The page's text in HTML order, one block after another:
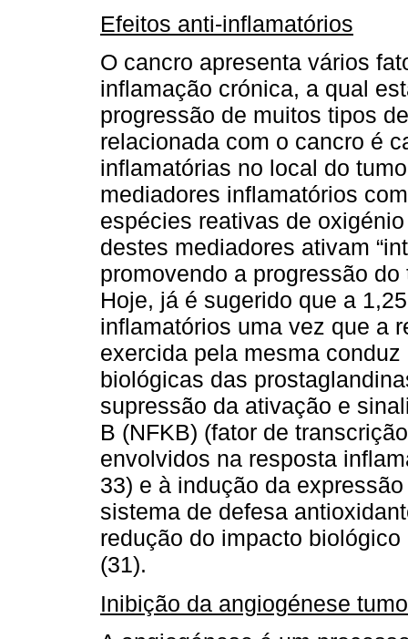
Efeitos anti-inflamatórios
O cancro apresenta vários
inflamação crónica, a qual
progressão de muitos tipos
relacionada com o cancro é
inflamatórias no local do
mediadores inflamatórios
espécies reativas de
destes mediadores ativam
promovendo a progressão
Hoje, já é sugerido que a
inflamatórios uma vez que a
exercida pela mesma
biológicas das
supressão da ativação e
B (NFKB) (fator de
envolvidos na resposta
33) e à indução da
sistema de defesa
redução do impacto
(31).
Inibição da angiogénese